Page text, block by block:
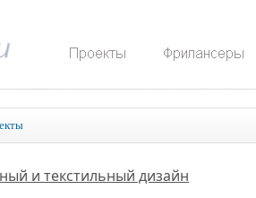
и текстильный дизайн